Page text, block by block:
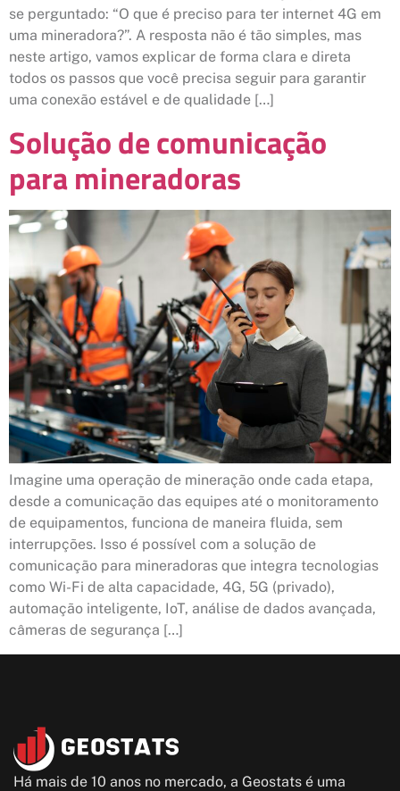
se perguntado: “O que é preciso para ter internet 4G em
uma mineradora?”. A resposta não é tão simples, mas
neste artigo, vamos explicar de forma clara e direta
todos os passos que você precisa seguir para garantir
uma conexão estável e de qualidade […]
Solução de comunicação
para mineradoras
Imagine uma operação de mineração onde cada etapa,
desde a comunicação das equipes até o monitoramento
de equipamentos, funciona de maneira fluida, sem
interrupções. Isso é possível com a solução de
comunicação para mineradoras que integra tecnologias
como Wi-Fi de alta capacidade, 4G, 5G (privado),
automação inteligente, IoT, análise de dados avançada,
câmeras de segurança […]
Há mais de 10 anos no mercado, a Geostats é uma